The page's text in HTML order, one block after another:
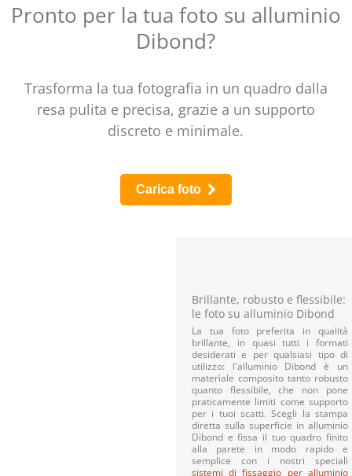
Pronto per la tua foto su alluminio
Dibond?
Trasforma la tua fotografia in un quadro dalla
resa pulita e precisa, grazie a un supporto
discreto e minimale.
Carica foto
Brillante, robusto e flessibile:
le foto su alluminio Dibond
La tua foto preferita in qualità
brillante, in quasi tutti i formati
desiderati e per qualsiasi tipo di
utilizzo: l'alluminio Dibond è un
materiale composito tanto robusto
quanto flessibile, che non pone
praticamente limiti come supporto
per i tuoi scatti. Scegli la stampa
diretta sulla superficie in alluminio
Dibond e fissa il tuo quadro finito
alla parete in modo rapido e
semplice con i nostri speciali
sistemi di fissaggio per alluminio